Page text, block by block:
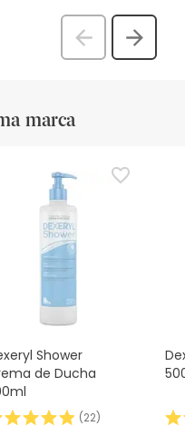
Anterior
marca
Shower
de Ducha
(22)